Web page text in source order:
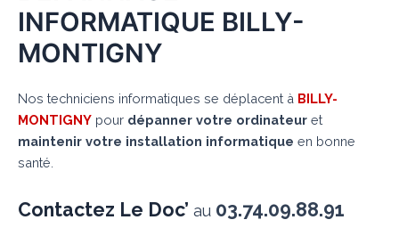
INFORMATIQUE BILLY-
MONTIGNY
Nos techniciens informatiques se déplacent à BILLY-
MONTIGNY pour dépanner votre ordinateur et
maintenir votre installation informatique en bonne
santé.
Contactez Le Doc’ au 03.74.09.88.91